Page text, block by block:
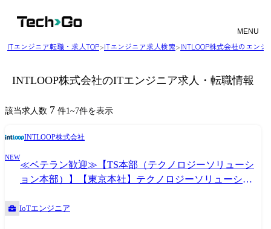
MENU
ITエンジニア転職・求人TOP>ITエンジニア求人検索>INTLOOP株式会社のエン
INTLOOP株式会社のITエンジニア求人・転職情報
該当求人数 7 件1~7件を表示
INTLOOP株式会社
NEW
≪ベテラン歓迎≫【TS本部（テクノロジーソリューシ
ョン本部）】【東京本社】テクノロジーソリューショ
IoTエンジニア